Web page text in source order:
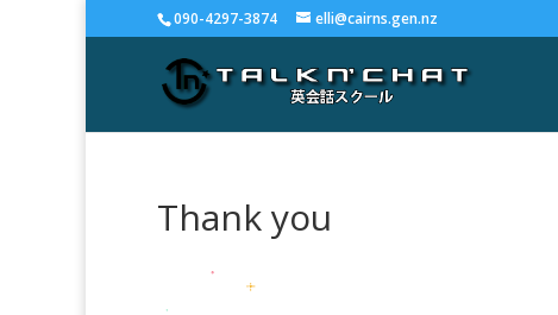
090-4297-3874 elli@cairns.gen.nz
Thank you